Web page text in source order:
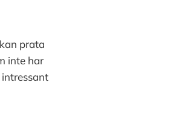
prata
inte har